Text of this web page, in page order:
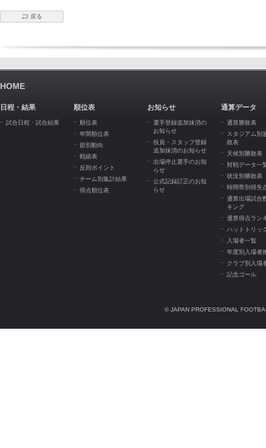
戻る
HOME
日程・結果
試合日程・試合結果
順位表
順位表
年間順位表
節別動向
戦績表
反則ポイント
チーム別集計結果
得点順位表
お知らせ
選手登録追加抹消の
お知らせ
役員・スタッフ登録
追加抹消のお知らせ
出場停止選手のお知
らせ
公式記録訂正のお知
らせ
通算データ
通算勝敗表
スタジアム別
敗表
天候別勝敗表
対戦データ一
状況別勝敗表
時間帯別得失
通算出場試合
キング
通算得点ラン
ハットトリッ
入場者一覧
年度別入場者
クラブ別入場
記念ゴール
© JAPAN PROFESSIONAL